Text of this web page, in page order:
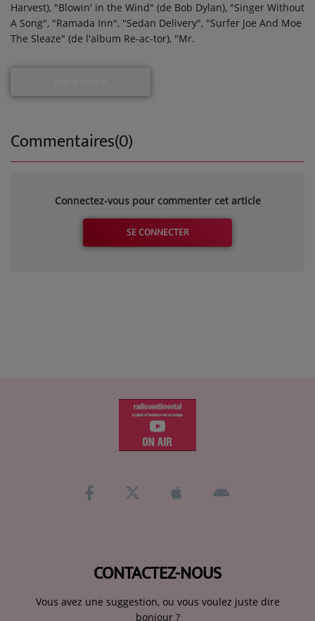
Harvest), "Blowin' in the Wind" (de Bob Dylan), "Singer Without
A Song", "Ramada Inn", "Sedan Delivery", "Surfer Joe And Moe
The Sleaze" (de l'album Re-ac-tor), "Mr.
Commentaires(0)
Connectez-vous pour commenter cet article
SE CONNECTER
CONTACTEZ-NOUS
Vous avez une suggestion, ou vous voulez juste dire
bonjour ?